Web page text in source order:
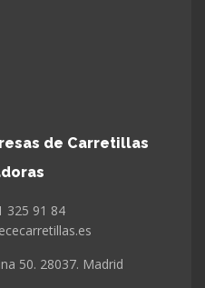
de Carretillas
325 91 84
50. 28037. Madrid